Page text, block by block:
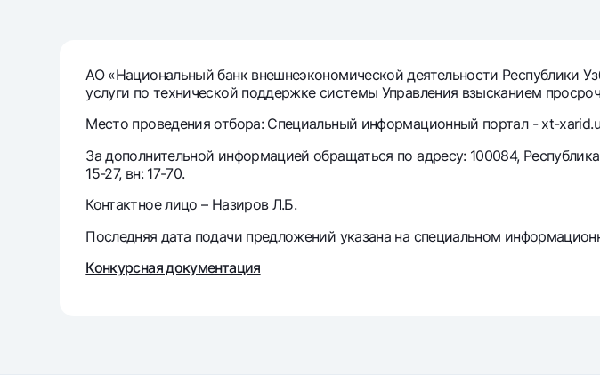
Тарифы
Акции
Часто задаваемые вопросы
Ищите по сайту
Найти
Полезные ссылки
АО «Национальный банк внешнеэкономической деятельности Республики
услуги по технической поддержке системы Управления взысканием
Место проведения отбора: Специальный информационный портал - xt-
За дополнительной информацией обращаться по адресу: 100084,
15-27, вн: 17-70.
Контактное лицо – Назиров Л.Б.
Последняя дата подачи предложений указана на специальном
Конкурсная документация